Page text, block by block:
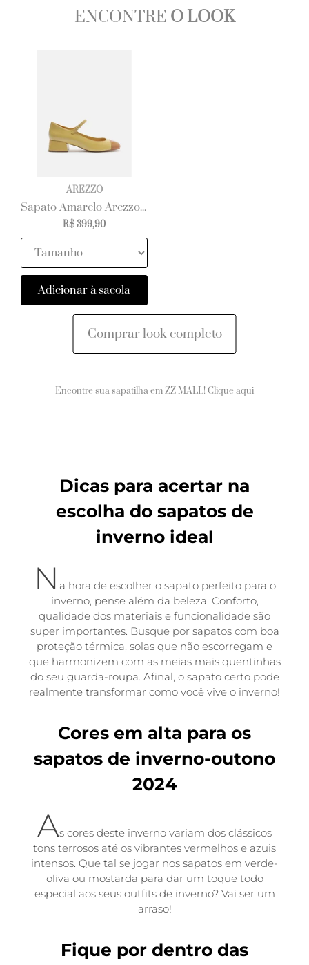
ENCONTRE O LOOK
Comprar look completo
AREZZO
Sapato Amarelo Arezzo Bonéca Couro Salto Baixo Cap Toe
R$ 399,90
Adicionar à sacola
Encontre sua sapatilha em ZZ MALL! Clique aqui
Dicas para acertar na
escolha do sapatos de
inverno ideal
N a hora de escolher o sapato perfeito para o
inverno, pense além da beleza. Conforto,
qualidade dos materiais e funcionalidade são
super importantes. Busque por sapatos com boa
proteção térmica, solas que não escorregam e
que harmonizem com as meias mais quentinhas
do seu guarda-roupa. Afinal, o sapato certo pode
realmente transformar como você vive o inverno!
Cores em alta para os
sapatos de inverno-outono
2024
As cores deste inverno variam dos clássicos
tons terrosos até os vibrantes vermelhos e azuis
intensos. Que tal se jogar nos sapatos em verde-
oliva ou mostarda para dar um toque todo
especial aos seus outfits de inverno? Vai ser um
arraso!
Fique por dentro das